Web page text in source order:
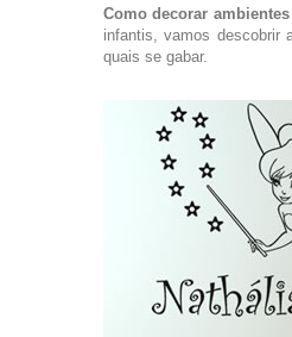
Como decorar
infantis, vamos descobrir
quais se gabar.